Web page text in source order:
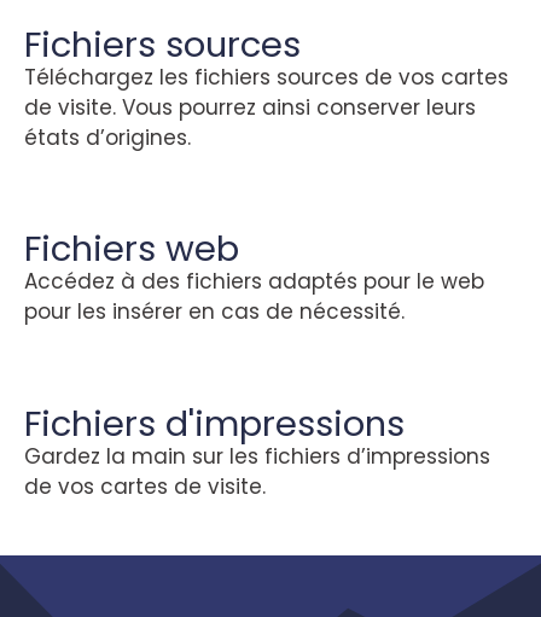
Fichiers sources
Téléchargez les fichiers sources de vos cartes
de visite. Vous pourrez ainsi conserver leurs
états d’origines.
Fichiers web
Accédez à des fichiers adaptés pour le web
pour les insérer en cas de nécessité.
Fichiers d'impressions
Gardez la main sur les fichiers d’impressions
de vos cartes de visite.